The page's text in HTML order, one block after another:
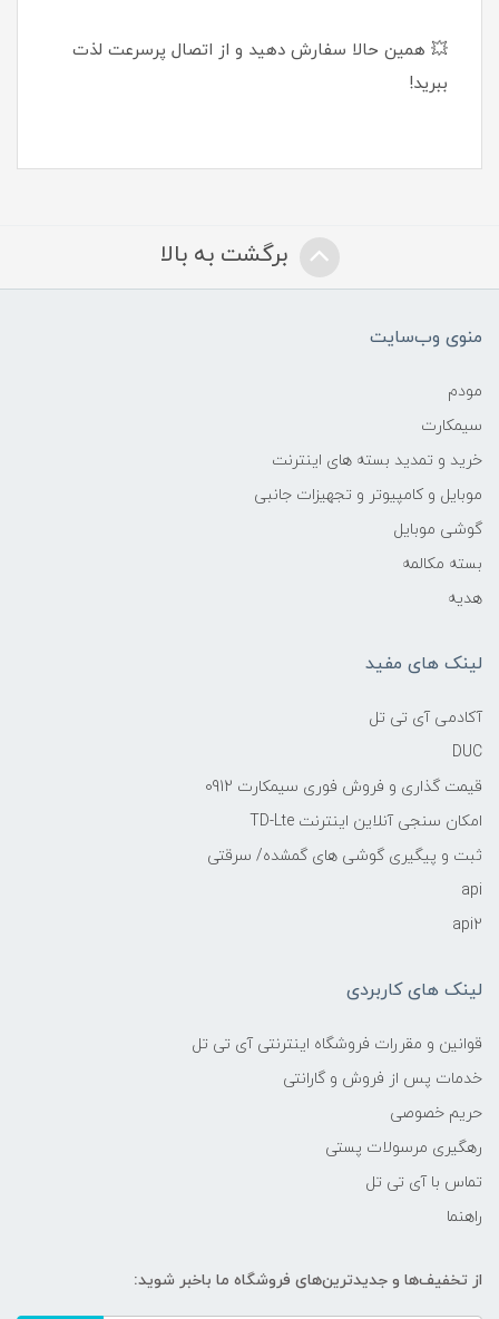
💥 همین حالا سفارش دهید و از اتصال پرسرعت لذت
ببرید!
برگشت به بالا
منوی وب‌سایت
مودم
سیمکارت
خرید و تمدید بسته های اینترنت
موبایل و کامپیوتر و تجهیزات جانبی
گوشی موبایل
بسته مکالمه
هدیه
لینک های مفید
آکادمی آی تی تل
DUC
قیمت گذاری و فروش فوری سیمکارت 0912
امکان سنجی آنلاین اینترنت TD-Lte
ثبت و پیگیری گوشی های گمشده/ سرقتی
api
api2
لینک های کاربردی
قوانین و مقررات فروشگاه اینترنتی آی تی تل
خدمات پس از فروش و گارانتی
حریم خصوصی
رهگیری مرسولات پستی
تماس با آی تی تل
راهنما
از تخفیف‌ها و جدیدترین‌های فروشگاه ما باخبر شوید: